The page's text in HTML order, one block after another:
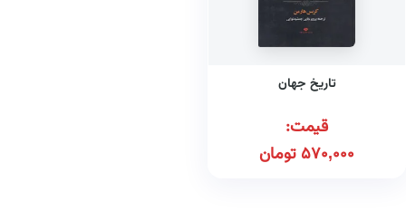
تاریخ جهان
قیمت:
570,000 تومان